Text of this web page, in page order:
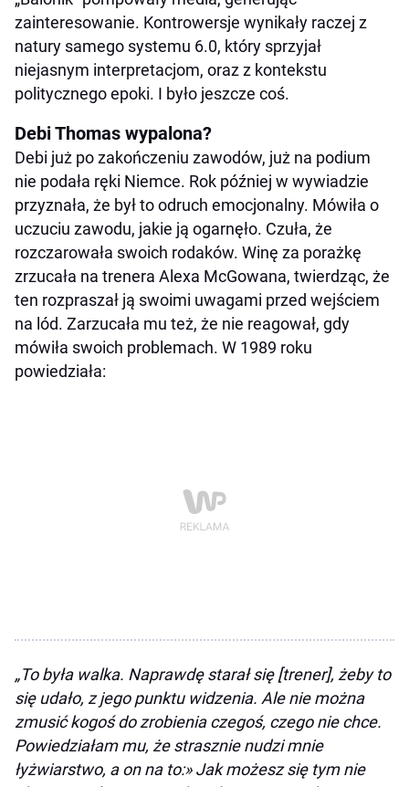
zainteresowanie. Kontrowersje wynikały raczej z
natury samego systemu 6.0, który sprzyjał
niejasnym interpretacjom, oraz z kontekstu
politycznego epoki. I było jeszcze coś.
Debi Thomas wypalona?
Debi już po zakończeniu zawodów, już na podium
nie podała ręki Niemce. Rok później w wywiadzie
przyznała, że był to odruch emocjonalny. Mówiła o
uczuciu zawodu, jakie ją ogarnęło. Czuła, że
rozczarowała swoich rodaków. Winę za porażkę
zrzucała na trenera Alexa McGowana, twierdząc, że
ten rozpraszał ją swoimi uwagami przed wejściem
na lód. Zarzucała mu też, że nie reagował, gdy
mówiła swoich problemach. W 1989 roku
powiedziała:
„To była walka. Naprawdę starał się [trener], żeby to
się udało, z jego punktu widzenia. Ale nie można
zmusić kogoś do zrobienia czegoś, czego nie chce.
Powiedziałam mu, że strasznie nudzi mnie
łyżwiarstwo, a on na to:» Jak możesz się tym nie